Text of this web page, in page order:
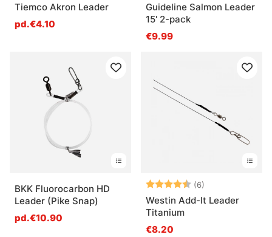
Tiemco Akron Leader
pd.€4.10
Guideline Salmon Leader
15' 2-pack
€9.99
BKK Fluorocarbon HD
Leader (Pike Snap)
pd.€10.90
Note: (6)
Westin Add-It Leader
Titanium
€8.20